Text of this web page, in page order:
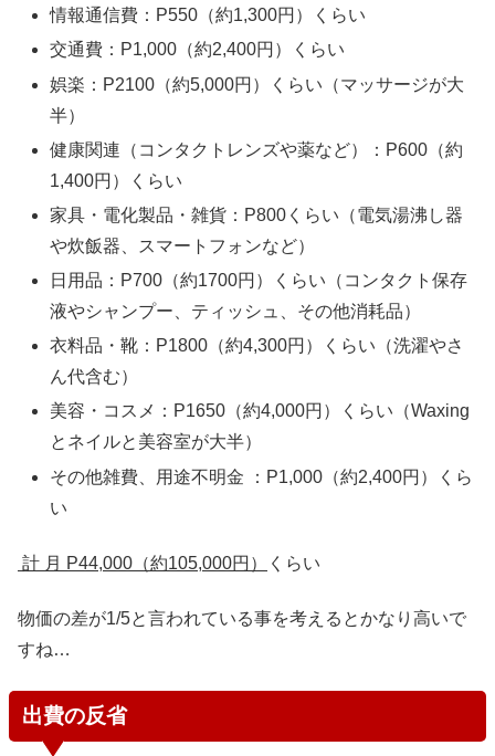
情報通信費：P550（約1,300円）くらい
交通費：P1,000（約2,400円）くらい
娯楽：P2100（約5,000円）くらい（マッサージが大
半）
健康関連（コンタクトレンズや薬など）：P600（約
1,400円）くらい
家具・電化製品・雑貨：P800くらい（電気湯沸し器
や炊飯器、スマートフォンなど）
日用品：P700（約1700円）くらい（コンタクト保存
液やシャンプー、ティッシュ、その他消耗品）
衣料品・靴：P1800（約4,300円）くらい（洗濯やさ
ん代含む）
美容・コスメ：P1650（約4,000円）くらい（Waxing
とネイルと美容室が大半）
その他雑費、用途不明金 ：P1,000（約2,400円）くら
い
計 月 P44,000（約105,000円） くらい
物価の差が1/5と言われている事を考えるとかなり高いで
すね…
出費の反省